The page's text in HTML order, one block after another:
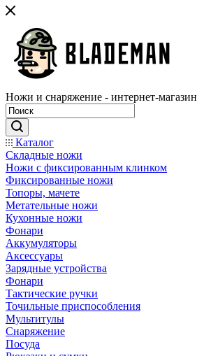
Ножи и снаряжение - интернет-магазин
Каталог
Складные ножи
Ножи с фиксированным клинком
Фиксированные ножи
Топоры, мачете
Метательные ножи
Кухонные ножи
Фонари
Аккумуляторы
Аксессуары
Зарядные устройства
Фонари
Тактические ручки
Точильные приспособления
Мультитулы
Снаряжение
Посуда